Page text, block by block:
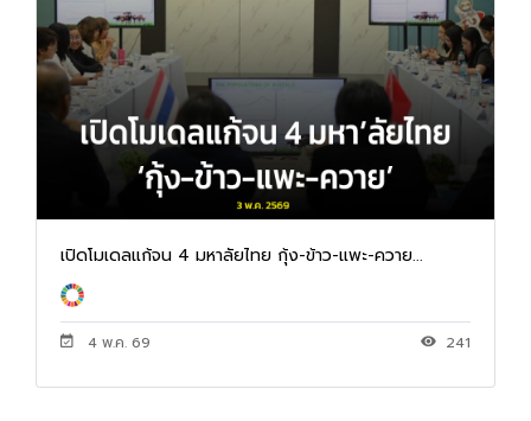
เปิดโมเดลแก้จน 4 มหาลัยไทย กุ้ง-ข้าว-แพะ-ควาย...
4 พ.ค. 69 241